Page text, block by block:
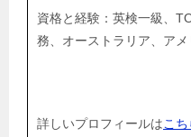
資格と経験：英検一級、
務、オーストラリア、ア
詳しいプロフィールはこち